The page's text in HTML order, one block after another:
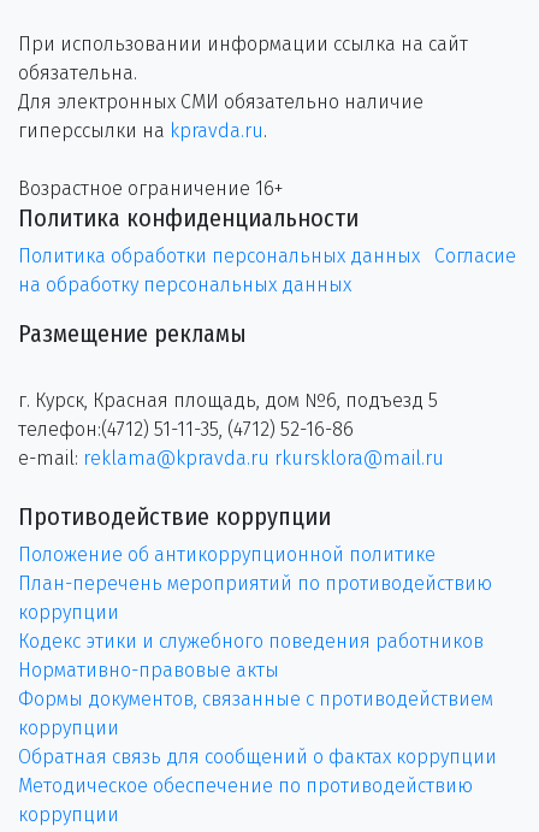
При использовании информации ссылка на сайт
обязательна.
Для электронных СМИ обязательно наличие
гиперссылки на kpravda.ru.
Возрастное ограничение 16+
Политика конфиденциальности
Политика обработки персональных данных
Согласие
на обработку персональных данных
Размещение рекламы
г. Курск, Красная площадь, дом №6, подъезд 5
телефон:(4712) 51-11-35, (4712) 52-16-86
e-mail: reklama@kpravda.ru rkursklora@mail.ru
Противодействие коррупции
Положение об антикоррупционной политике
План-перечень мероприятий по противодействию
коррупции
Кодекс этики и служебного поведения работников
Нормативно-правовые акты
Формы документов, связанные с противодействием
коррупции
Обратная связь для сообщений о фактах коррупции
Методическое обеспечение по противодействию
коррупции